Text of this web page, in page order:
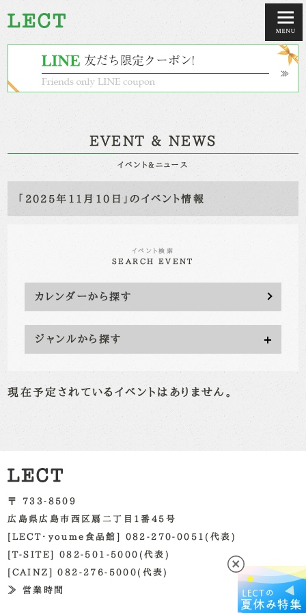
EVENT & NEWS
イベント&ニュース
「2025年11月10日」のイベント情報
イベント検索
SEARCH EVENT
カレンダーから探す
ジャンルから探す
現在予定されているイベントはありません。
〒 733-8509
広島県広島市西区扇二丁目1番45号
[LECT・youme食品館] 082-270-0051(代表)
[T-SITE] 082-501-5000(代表)
[CAINZ] 082-276-5000(代表)
≫ 営業時間